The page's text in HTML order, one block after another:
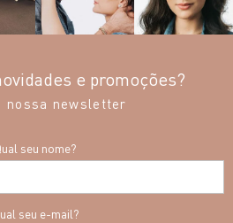
e promoções?
nossa newsletter
seu nome?
seu e-mail?